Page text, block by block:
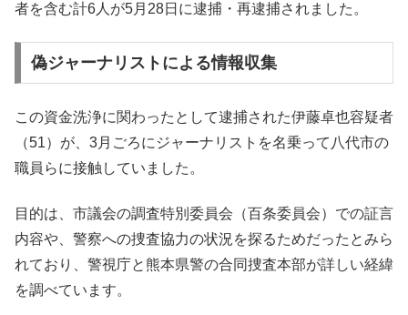
者を含む計6人が5月28日に逮捕・再逮捕されました。
偽ジャーナリストによる情報収集
この資金洗浄に関わったとして逮捕された伊藤卓也容疑者
（51）が、3月ごろにジャーナリストを名乗って八代市の
職員らに接触していました。
目的は、市議会の調査特別委員会（百条委員会）での証言
内容や、警察への捜査協力の状況を探るためだったとみら
れており、警視庁と熊本県警の合同捜査本部が詳しい経緯
を調べています。